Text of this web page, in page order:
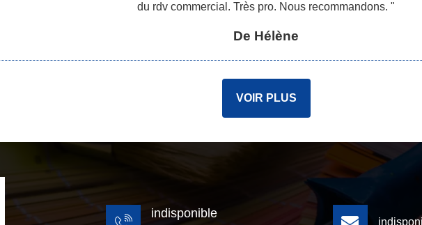
du rdv commercial. Très pro. Nous recommandons. "
De Hélène
VOIR PLUS
indisponible